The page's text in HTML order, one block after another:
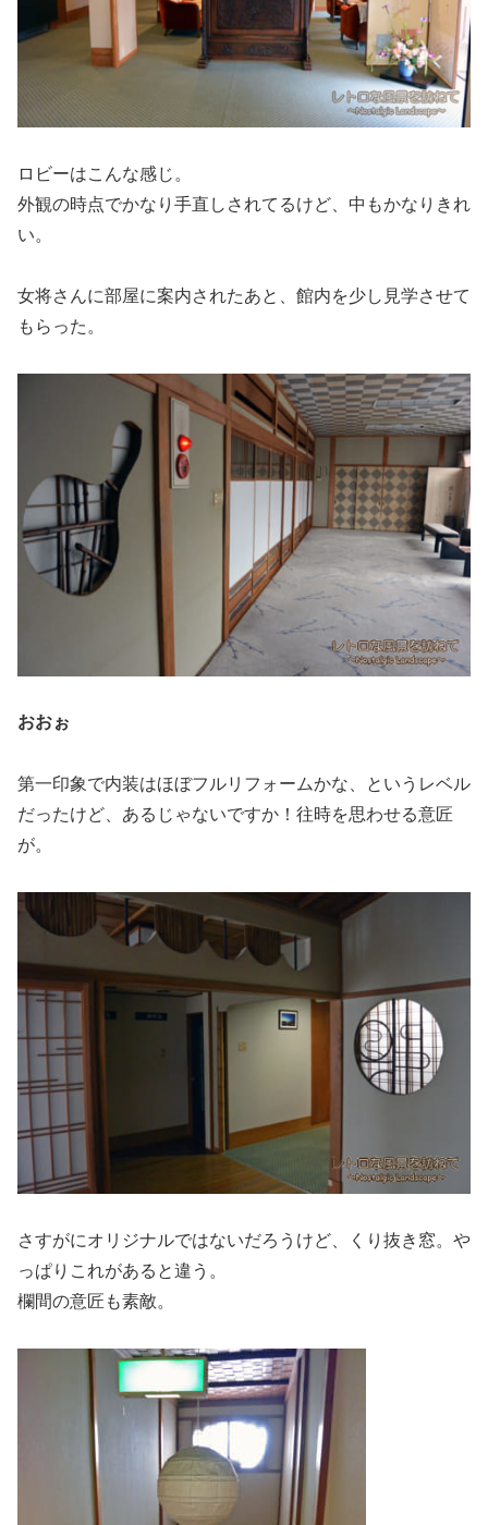
ロビーはこんな感じ。
外観の時点でかなり手直しされてるけど、中もかなりきれ
い。
女将さんに部屋に案内されたあと、館内を少し見学させて
もらった。
おおぉ
第一印象で内装はほぼフルリフォームかな、というレベル
だったけど、あるじゃないですか！往時を思わせる意匠
が。
さすがにオリジナルではないだろうけど、くり抜き窓。や
っぱりこれがあると違う。
欄間の意匠も素敵。